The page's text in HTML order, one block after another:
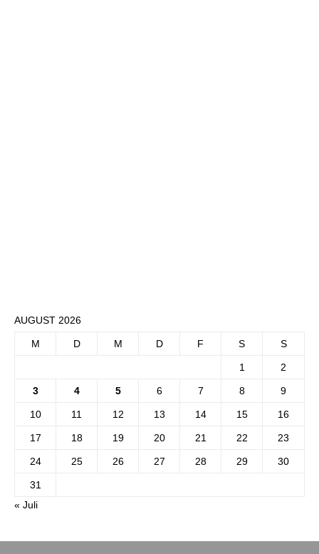
AUGUST 2026
M D M D F S S
1 2
3 4 5 6 7 8 9
10 11 12 13 14 15 16
17 18 19 20 21 22 23
24 25 26 27 28 29 30
31
« Juli